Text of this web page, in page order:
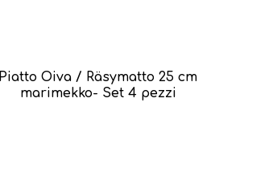
Piatto Oiva / Räsymatto 25 cm
marimekko- Set 4 pezzi